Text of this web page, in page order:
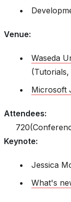
Venue:
Waseda
Microsoft
Attendees:
Keynote:
Jessica
What's